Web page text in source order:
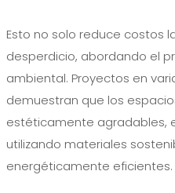
Esto no solo reduce costos
desperdicio, abordando el
ambiental. Proyectos en
demuestran que los
estéticamente agradables,
utilizando materiales
energéticamente eficientes.